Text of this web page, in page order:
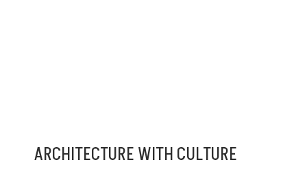
ARCHITECTURE WITH CULTURE